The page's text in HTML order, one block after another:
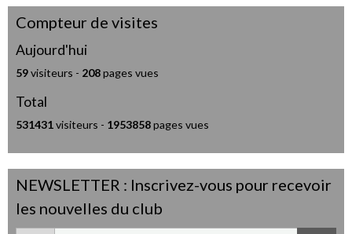
Compteur de visites
Aujourd'hui
59visiteurs - 208pages vues
Total
531431visiteurs - 1953858pages vues
NEWSLETTER : Inscrivez-vous pour recevoir
les nouvelles du club